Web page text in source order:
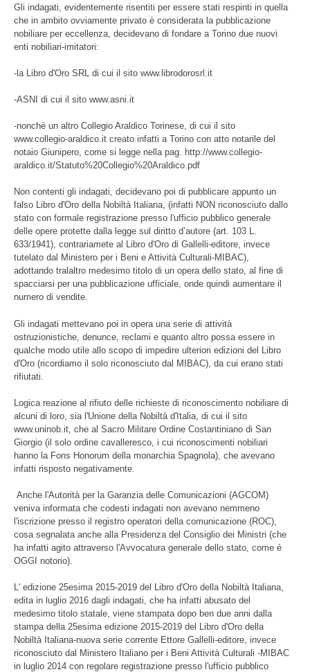
Gli indagati, evidentemente risentiti per essere stati respinti in quella
che in ambito ovviamente privato è considerata la pubblicazione
nobiliare per eccellenza, decidevano di fondare a Torino due nuovi
enti nobiliari-imitatori:
-la Libro d'Oro SRL di cui il sito www.librodorosrl.it
-ASNI di cui il sito www.asni.it
-nonchè un altro Collegio Araldico Torinese, di cui il sito
www.collegio-araldico.it creato infatti a Torino con atto notarile del
notaio Giunipero, come si legge nella pag. http://www.collegio-
araldico.it/Statuto%20Collegio%20Araldico.pdf
Non contenti gli indagati, decidevano poi di pubblicare appunto un
falso Libro d'Oro della Nobiltà Italiana, (infatti NON riconosciuto dallo
stato con formale registrazione presso l'ufficio pubblico generale
delle opere protette dalla legge sul diritto d’autore (art. 103 L.
633/1941), contrariamete al Libro d'Oro di Gallelli-editore, invece
tutelato dal Ministero per i Beni e Attività Culturali-MIBAC),
adottando tralaltro medesimo titolo di un opera dello stato, al fine di
spacciarsi per una pubblicazione ufficiale, onde quindi aumentare il
numero di vendite.
Gli indagati mettevano poi in opera una serie di attività
ostruzionistiche, denunce, reclami e quanto altro possa essere in
qualche modo utile allo scopo di impedire ulteriori edizioni del Libro
d'Oro (ricordiamo il solo riconosciuto dal MIBAC), da cui erano stati
rifiutati.
Logica reazione al rifiuto delle richieste di riconoscimento nobiliare di
alcuni di loro, sia l'Unione della Nobiltà d'Italia, di cui il sito
www.uninob.it, che al Sacro Militare Ordine Costantiniano di San
Giorgio (il solo ordine cavalleresco, i cui riconoscimenti nobiliari
hanno la Fons Honorum della monarchia Spagnola), che avevano
infatti risposto negativamente.
Anche l'Autorità per la Garanzia delle Comunicazioni (AGCOM)
veniva informata che codesti indagati non avevano nemmeno
l'iscrizione presso il registro operatori della comunicazione (ROC),
cosa segnalata anche alla Presidenza del Consiglio dei Ministri (che
ha infatti agito attraverso l'Avvocatura generale dello stato, come è
OGGI notorio).
L' edizione 25esima 2015-2019 del Libro d'Oro della Nobiltà Italiana,
edita in luglio 2016 dagli indagati, che ha infatti abusato del
medesimo titolo statale, viene stampata dopo ben due anni dalla
stampa della 25esima edizione 2015-2019 del Libro d'Oro della
Nobiltà Italiana-nuova serie corrente Ettore Gallelli-editore, invece
riconosciuto dal Ministero Italiano per i Beni Attività Culturali -MIBAC
in luglio 2014 con regolare registrazione presso l'ufficio pubblico